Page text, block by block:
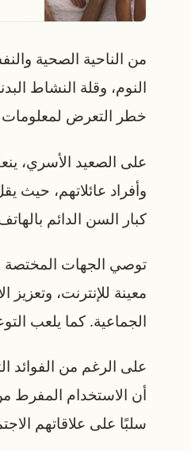
من الناحية الصحية
النوم، وقلة النشاط
خطر التعرض لمعلومات
على الصعيد الأسري،
وأفراد عائلاتهم، حيث
كبار السن الدائم
توصي الجهات المختصة
معينة للإنترنت، وتعزيز
الجماعية. كما يلعب
على الرغم من الفوائد
أن الاستخدام المفرط
سلبًا على علاقاتهم